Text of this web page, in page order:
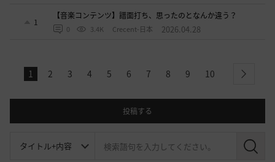
1
【音楽コンテンツ】譜面打ち、思ったのとなんか違う？
0 3.4K Crecent-日本 2026.04.28
1 2 3 4 5 6 7 8 9 10 next
投稿する
検